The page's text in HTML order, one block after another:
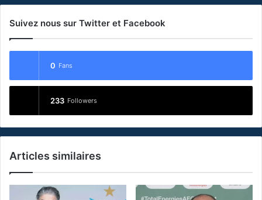
Suivez nous sur Twitter et Facebook
0 Fans
233 Followers
Articles similaires